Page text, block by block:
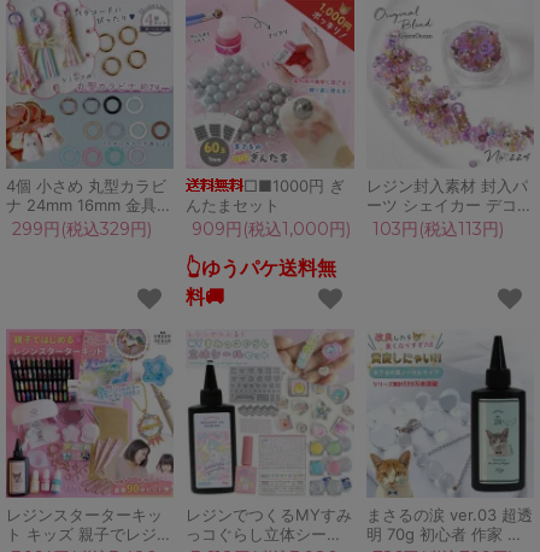
ツ uvレジン
GreenOceanオリジナ
ル♪
つやつや かわいい シー
ル帳 雑貨 GreenOcean
オリジナル♪
トラップ キーホルダー
手芸 ハンドメイド
4個 小さめ 丸型カラビ
ナ 24mm 16mm 金具
リング パーツ 資材 ナ
スカン キーリング パラ
299円(税込329円)
□■1000円 ぎ
んたまセット
909円(税込1,000円)
👆ゆうパケ送料無
料🚚
レジン封入素材 封入パ
ーツ シェイカー デコパ
ーツ アメトリン 蝶 ガ
ラスブリオン ビジュー
103円(税込113円)
レジンスターターキッ
ト キッズ 親子でレジン
レジンでつくるMYすみ
っコぐらし立体シール
まさるの涙 ver.03 超透
明 70g 初心者 作家 コ